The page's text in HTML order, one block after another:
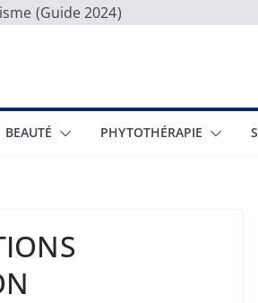
(Guide 2024)
BEAUTÉ PHYTOTHÉRAPIE